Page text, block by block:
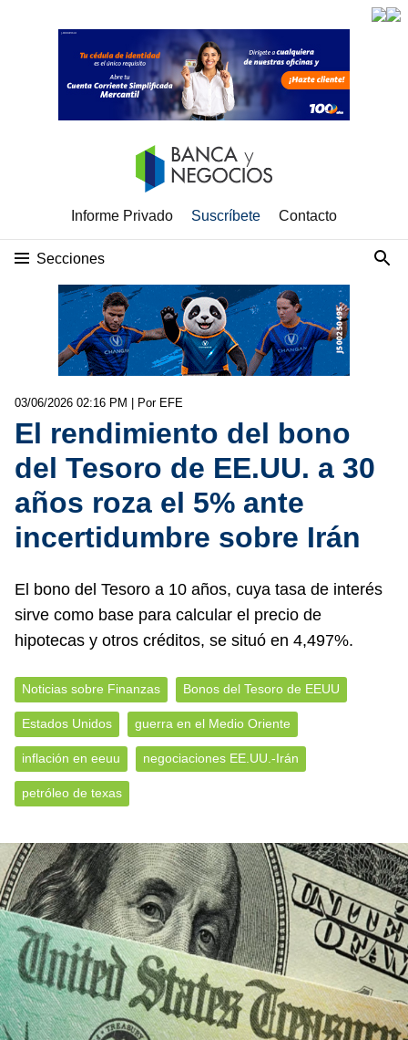
Informe Privado Suscríbete Contacto
Secciones
03/06/2026 02:16 PM | Por EFE
El rendimiento del bono
del Tesoro de EE.UU. a 30
años roza el 5% ante
incertidumbre sobre Irán
El bono del Tesoro a 10 años, cuya tasa de interés
sirve como base para calcular el precio de
hipotecas y otros créditos, se situó en 4,497%.
Noticias sobre Finanzas Bonos del Tesoro de EEUU
Estados Unidos guerra en el Medio Oriente
inflación en eeuu negociaciones EE.UU.-Irán
petróleo de texas